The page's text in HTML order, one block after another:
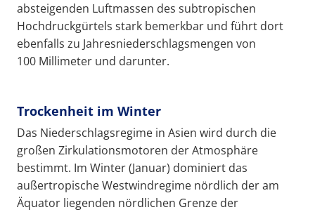
absteigenden Luftmassen des subtropischen
Hochdruckgürtels stark bemerkbar und führt dort
ebenfalls zu Jahresniederschlagsmengen von
100 Millimeter und darunter.
Trockenheit im Winter
Das Niederschlagsregime in Asien wird durch die
großen Zirkulationsmotoren der Atmosphäre
bestimmt. Im Winter (Januar) dominiert das
außertropische Westwindregime nördlich der am
Äquator liegenden nördlichen Grenze der